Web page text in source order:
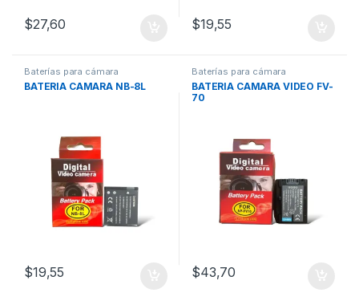
$27,60 $19,55
Baterías para cámara
BATERIA CAMARA NB-8L
$19,55
Baterías para cámara
BATERIA CAMARA VIDEO FV-
70
$43,70